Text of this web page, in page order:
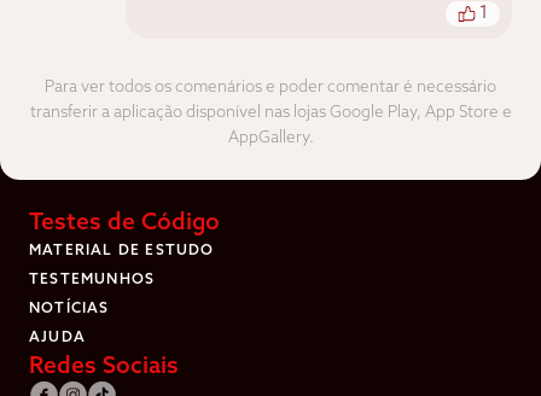
1
Para ver todos os comenários e poder comentar é necessário
transferir a aplicação disponível nas lojas Google Play, App Store e
AppGallery.
Testes de Código
MATERIAL DE ESTUDO
TESTEMUNHOS
NOTÍCIAS
AJUDA
Redes Sociais